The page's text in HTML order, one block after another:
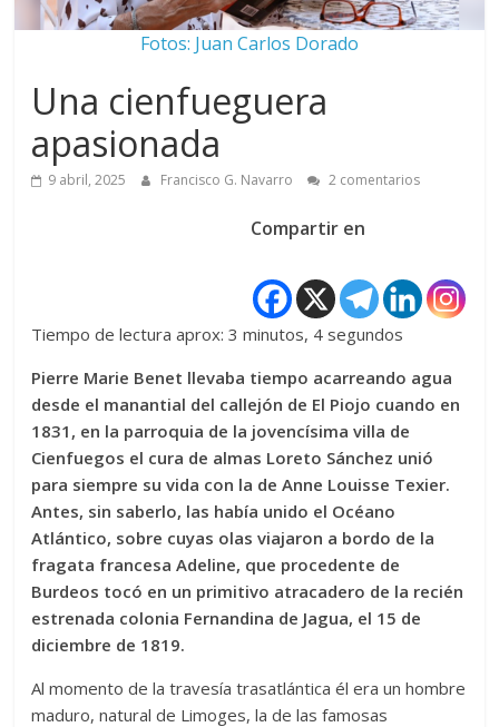
Fotos: Juan Carlos Dorado
Una cienfueguera
apasionada
9 abril, 2025 Francisco G. Navarro 2 comentarios
Compartir en
Tiempo de lectura aprox: 3 minutos, 4 segundos
Pierre Marie Benet llevaba tiempo acarreando agua
desde el manantial del callejón de El Piojo cuando en
1831, en la parroquia de la jovencísima villa de
Cienfuegos el cura de almas Loreto Sánchez unió
para siempre su vida con la de Anne Louisse Texier.
Antes, sin saberlo, las había unido el Océano
Atlántico, sobre cuyas olas viajaron a bordo de la
fragata francesa Adeline, que procedente de
Burdeos tocó en un primitivo atracadero de la recién
estrenada colonia Fernandina de Jagua, el 15 de
diciembre de 1819.
Al momento de la travesía trasatlántica él era un hombre
maduro, natural de Limoges, la de las famosas